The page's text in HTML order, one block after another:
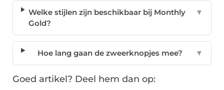
Welke stijlen zijn beschikbaar bij Monthly
Gold?
▼
Hoe lang gaan de zweerknopjes mee? ▼
Goed artikel? Deel hem dan op: